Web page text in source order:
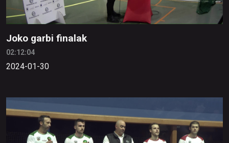
Joko garbi finalak
02:12:04
2024-01-30